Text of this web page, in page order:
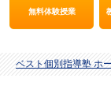
無料体験授業
ベスト個別指導塾 ホ